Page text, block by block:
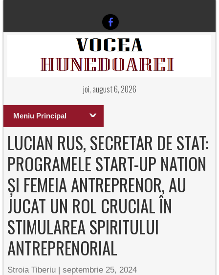
joi, august 6, 2026
Meniu Principal
LUCIAN RUS, SECRETAR DE STAT:
PROGRAMELE START-UP NATION
ȘI FEMEIA ANTREPRENOR, AU
JUCAT UN ROL CRUCIAL ÎN
STIMULAREA SPIRITULUI
ANTREPRENORIAL
Stroia Tiberiu |septembrie 25, 2024